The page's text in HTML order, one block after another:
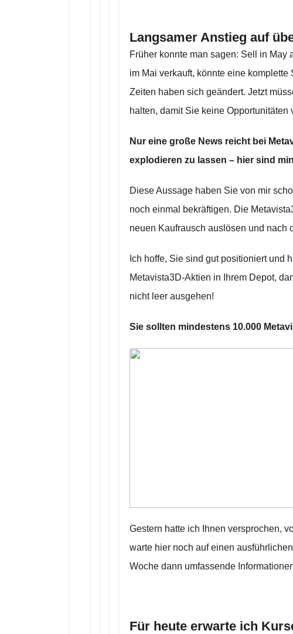
Langsamer Anstieg auf
Früher konnte man sagen: Sell in May
im Mai verkauft, könnte eine
Zeiten haben sich geändert. Jetzt
halten, damit Sie keine Opportunitäten
Nur eine große News reicht bei
explodieren zu lassen – hier sind
Diese Aussage haben Sie von mir
noch einmal bekräftigen. Die
neuen Kaufrausch auslösen und nach
Ich hoffe, Sie sind gut positioniert und
Metavista3D-Aktien in Ihrem Depot,
nicht leer ausgehen!
Sie sollten mindestens 10.000
Gestern hatte ich Ihnen versprochen,
warte hier noch auf einen
Woche dann umfassende
Für heute erwarte ich